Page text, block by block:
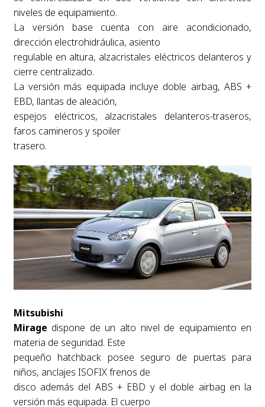
niveles de equipamiento.
La versión base cuenta con aire acondicionado,
dirección electrohidráulica, asiento
regulable en altura, alzacristales eléctricos delanteros y
cierre centralizado.
La versión más equipada incluye doble airbag, ABS +
EBD, llantas de aleación,
espejos eléctricos, alzacristales delanteros-traseros,
faros camineros y spoiler
trasero.
Mitsubishi
Mirage dispone de un alto nivel de equipamiento en
materia de seguridad. Este
pequeño hatchback posee seguro de puertas para
niños, anclajes ISOFIX frenos de
disco además del ABS + EBD y el doble airbag en la
versión más equipada. El cuerpo